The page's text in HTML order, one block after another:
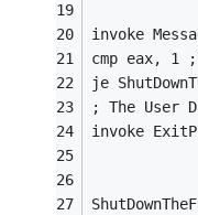
invoke
cmp eax, 1
je
; The User
invoke